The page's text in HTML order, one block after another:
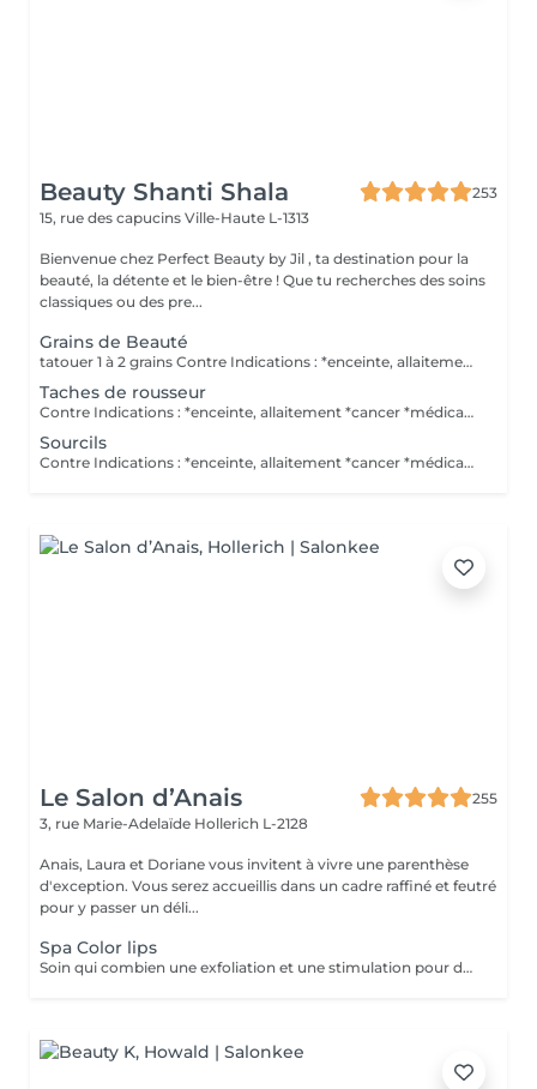
Beauty Shanti Shala
253
15, rue des capucins Ville-Haute L-1313
Bienvenue chez Perfect Beauty by Jil , ta destination pour la
beauté, la détente et le bien-être ! Que tu recherches des soins
classiques ou des pre...
Grains de Beauté
tatouer 1 à 2 grains Contre Indications : *enceinte, allaitement *cancer *médicaments anticoagulants Pas de retouche comprise dans le prix. Pas d'alcool le jour avant. Post traitement : *mettre pendant 1 semaine une crème que vous acheter ici.
Taches de rousseur
Contre Indications : *enceinte, allaitement *cancer *médicaments anticoagulants Pas de retouche comprise dans le prix. Pas d'alcool le jour avant. Post traitement : *mettre pendant 1 semaine une crème que vous acheter ici.
Sourcils
Contre Indications : *enceinte, allaitement *cancer *médicaments anticoagulants Pas de retouche comprise dans le prix. Pas d'alcool le jour avant. Si vous souhaitez une crème anesthésiante, il faudra une ordonnance médicale ( obligé par la loi ) pour éviter des allergies/réactions aux crèmes. Vous devez vous même acheter la crème en pharmacie. Post traitement : *mettre pendant 1 semaine une crème que vous acheter ici.
Le Salon d’Anais
255
3, rue Marie-Adelaïde Hollerich L-2128
Anais, Laura et Doriane vous invitent à vivre une parenthèse
d'exception. Vous serez accueillis dans un cadre raffiné et feutré
pour y passer un déli...
Spa Color lips
Soin qui combien une exfoliation et une stimulation pour des lèvres douces et hydratées durant 10 jours. Plus souvent connu sous le non de Henna Lips, cette technique hydrate et pigmente les lèvres SANS utilisation d'aiguilles. Des lèvres traités, douces, lisses et repulpés sans douleur avec un effet Lip Sticks longue durée (de 12 à 72h). Avec un bon entretien survient une pigmentation progressive pour des lèvres gourmandes dès le réveil.